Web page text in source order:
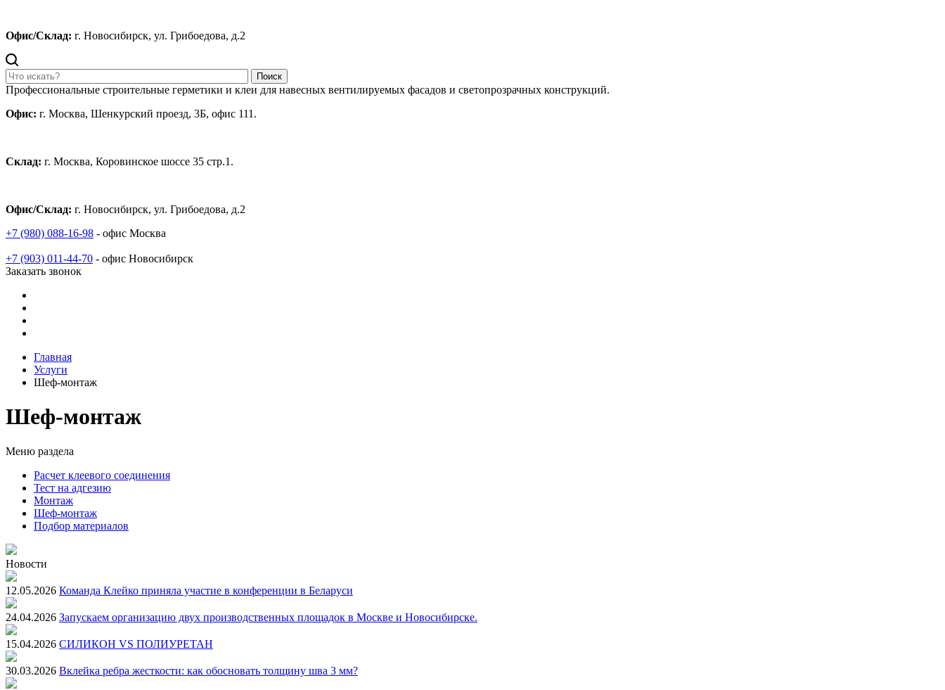
Офис/Склад: г. Новосибирск, ул. Грибоедова, д.2
Поиск
Профессиональные строительные герметики и клеи для навесных вентилируемых фасадов и светопрозрачных конструкций.
Офис: г. Москва, Шенкурский проезд, 3Б, офис 111.
Склад: г. Москва, Коровинское шоссе 35 стр.1.
Офис/Склад: г. Новосибирск, ул. Грибоедова, д.2
+7 (980) 088-16-98 - офис Москва
+7 (903) 011-44-70 - офис Новосибирск
Заказать звонок
Главная
Услуги
Шеф-монтаж
Шеф-монтаж
Меню раздела
Расчет клеевого соединения
Тест на адгезию
Монтаж
Шеф-монтаж
Подбор материалов
Новости
12.05.2026 Команда Клейко приняла участие в конференции в Беларуси
24.04.2026 Запускаем организацию двух производственных площадок в Москве и Новосибирске.
15.04.2026 СИЛИКОН VS ПОЛИУРЕТАН
30.03.2026 Вклейка ребра жесткости: как обосновать толщину шва 3 мм?